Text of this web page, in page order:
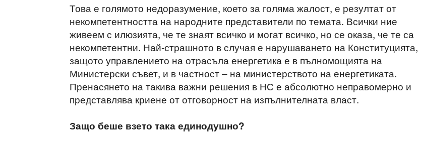
Това е голямото недоразумение, което за голяма жалост, е резултат от
некомпетентността на народните представители по темата. Всички ние
живеем с илюзията, че те знаят всичко и могат всичко, но се оказа, че те са
некомпетентни. Най-страшното в случая е нарушаването на Конституцията,
защото управлението на отрасъла енергетика е в пълномощията на
Министерски съвет, и в частност – на министерството на енергетиката.
Пренасянето на такива важни решения в НС е абсолютно неправомерно и
представлява криене от отговорност на изпълнителната власт.
Защо беше взето така единодушно?